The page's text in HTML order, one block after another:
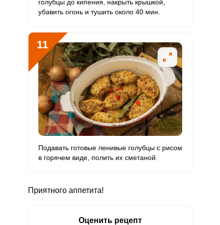
голубцы до кипения, накрыть крышкой,
убавить огонь и тушить около 40 мин.
11
Подавать готовые ленивые голубцы с рисом
в горячем виде, полить их сметаной.
Приятного аппетита!
Оценить рецепт